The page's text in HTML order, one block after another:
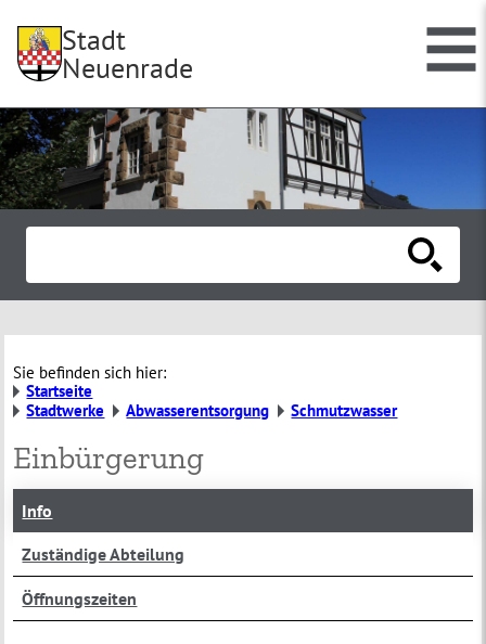
Stadt
Neuenrade
Sie befinden sich hier:
Startseite
Stadtwerke
Abwasserentsorgung Schmutzwasser
Einbürgerung
Info
Zuständige Abteilung
Öffnungszeiten